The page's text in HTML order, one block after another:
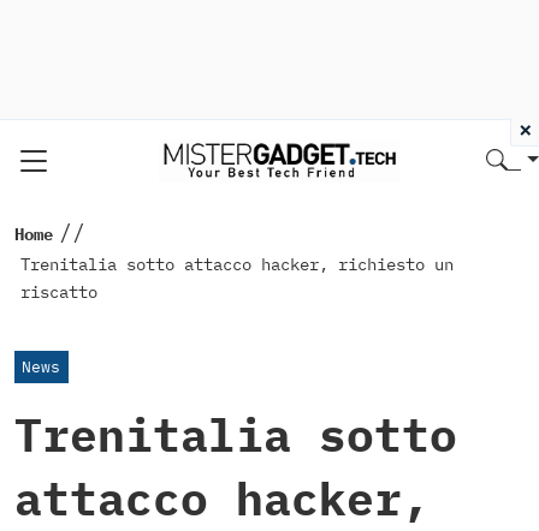
Home //
Trenitalia sotto attacco hacker, richiesto un
riscatto
News
Trenitalia sotto
attacco hacker,
×